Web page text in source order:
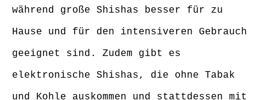
während große Shishas besser für zu
Hause und für den intensiveren Gebrauch
geeignet sind. Zudem gibt es
elektronische Shishas, die ohne Tabak
und Kohle auskommen und stattdessen mit